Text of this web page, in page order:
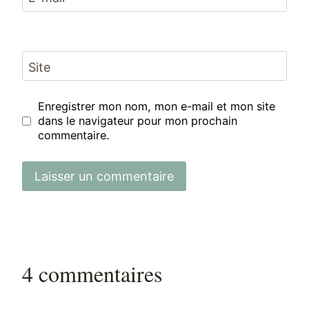
Site
Enregistrer mon nom, mon e-mail et mon site
dans le navigateur pour mon prochain
commentaire.
4 commentaires